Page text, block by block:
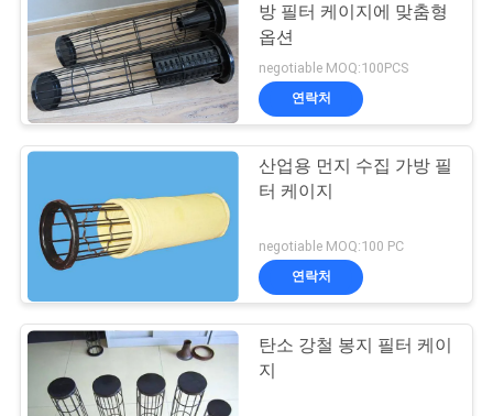
방 필터 케이지에 맞춤형
옵션
negotiable MOQ:100PCS
연락처
산업용 먼지 수집 가방 필
터 케이지
negotiable MOQ:100 PC
연락처
탄소 강철 봉지 필터 케이
지